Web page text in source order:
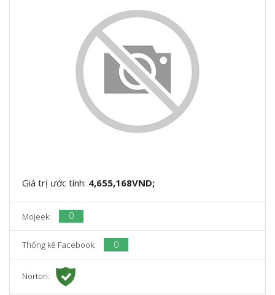
Giá trị ước tính: 4,655,168VND;
Mojeek: 0
Thống kê Facebook: 0
Norton: